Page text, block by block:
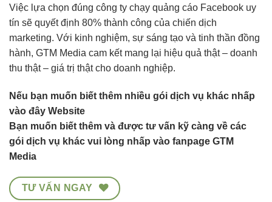
Việc lựa chọn đúng công ty chạy quảng cáo Facebook uy
tín sẽ quyết định 80% thành công của chiến dịch
marketing. Với kinh nghiệm, sự sáng tạo và tinh thần đồng
hành, GTM Media cam kết mang lại hiệu quả thật – doanh
thu thật – giá trị thật cho doanh nghiệp.
Nếu bạn muốn biết thêm nhiều gói dịch vụ khác nhấp
vào đây Website
Bạn muốn biết thêm và được tư vấn kỹ càng về các
gói dịch vụ khác vui lòng nhấp vào fanpage GTM
Media
TƯ VẤN NGAY